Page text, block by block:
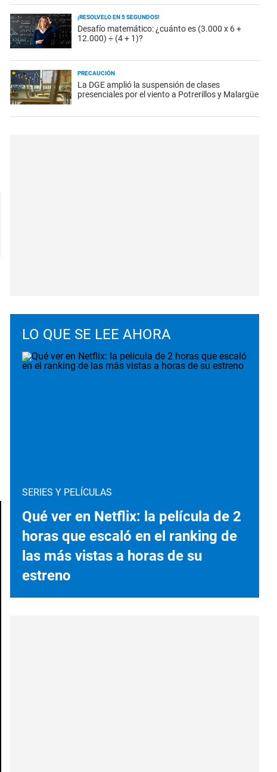
¡RESOLVELO EN 5 SEGUNDOS!
Desafío matemático: ¿cuánto es (3.000 x 6 +
12.000) ÷ (4 + 1)?
PRECAUCIÓN
La DGE amplió la suspensión de clases
presenciales por el viento a Potrerillos y Malargüe
LO QUE SE LEE AHORA
SERIES Y PELÍCULAS
Qué ver en Netflix: la película de 2
horas que escaló en el ranking de
las más vistas a horas de su
estreno